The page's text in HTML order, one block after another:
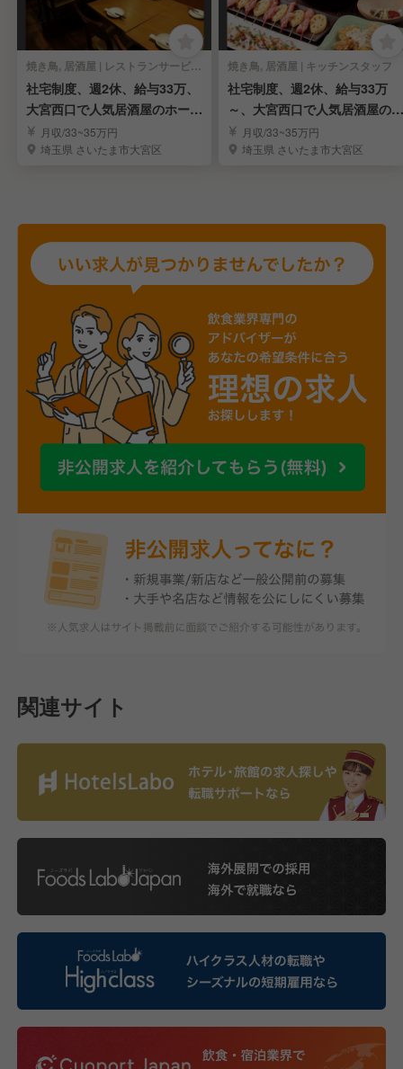
焼き鳥, 居酒屋 | レストランサービス・ホールスタッフ
社宅制度、週2休、給与33万、
大宮西口で人気居酒屋のホール
スタッフ募集
月収/33~35万円
埼玉県 さいたま市大宮区
焼き鳥, 居酒屋 | キッチンスタッフ
社宅制度、週2休、給与33万
～、大宮西口で人気居酒屋の調
理スタッフ募集
月収/33~35万円
埼玉県 さいたま市大宮区
関連サイト